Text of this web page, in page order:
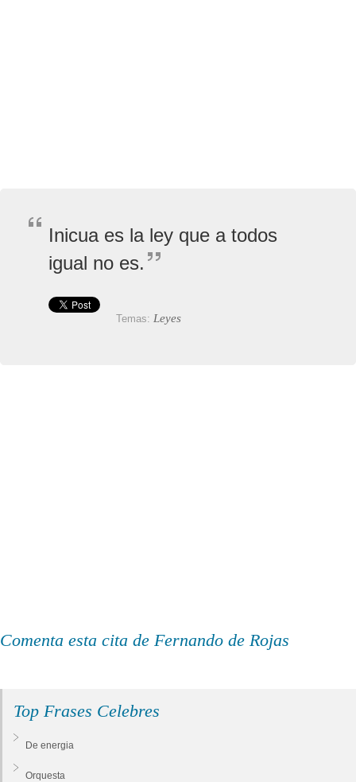
Inicua es la ley que a todos
igual no es.
Temas: Leyes
Comenta esta cita de Fernando de Rojas
Top Frases Celebres
De energia
Orquesta